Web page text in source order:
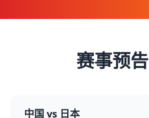
赛事预告
中国 vs 日本